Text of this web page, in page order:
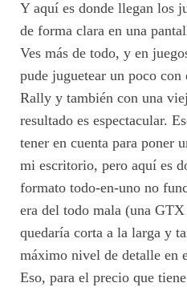
Y aquí es donde llegan los
de forma clara en una
Ves más de todo, y en
pude juguetear un poco
Rally y también con una
resultado es espectacular.
tener en cuenta para poner
mi escritorio, pero aquí es
formato todo-en-uno no
era del todo mala (una
quedaría corta a la larga y
máximo nivel de detalle en
Eso, para el precio que